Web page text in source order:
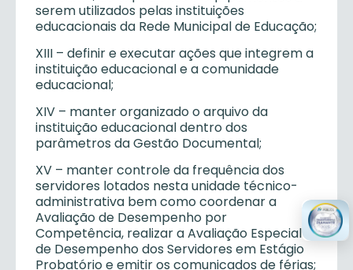
serem utilizados pelas instituições
educacionais da Rede Municipal de Educação;
XIII – definir e executar ações que integrem a
instituição educacional e a comunidade
educacional;
XIV – manter organizado o arquivo da
instituição educacional dentro dos
parâmetros da Gestão Documental;
XV – manter controle da frequência dos
servidores lotados nesta unidade técnico-
administrativa bem como coordenar a
Avaliação de Desempenho por
Competência, realizar a Avaliação Especial
de Desempenho dos Servidores em Estágio
Probatório e emitir os comunicados de férias;